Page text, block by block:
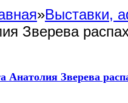
»Выставки,
Зверева
Анатолия Зверева